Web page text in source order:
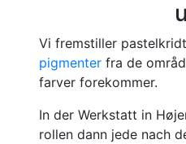
Vi fremstiller
pigmenterfra de
farver forekommer.
In der Werkstatt in
rollen dann jede nach